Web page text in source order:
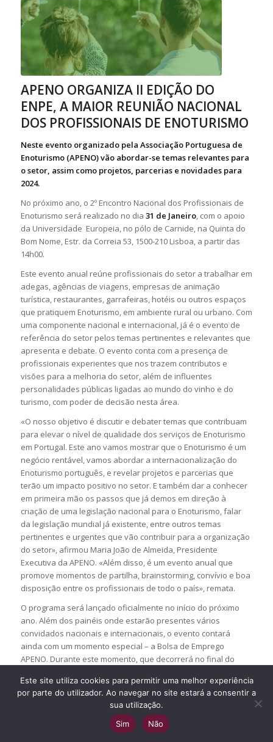
APENO ORGANIZA II EDIÇÃO DO
ENPE, A MAIOR REUNIÃO NACIONAL
DOS PROFISSIONAIS DE ENOTURISMO
Neste evento organizado pela Associação Portuguesa de
Enoturismo (APENO) vão abordar-se temas relevantes para
o setor, assim como projetos, parcerias e novidades para
2024.
No próximo ano, o 2º Encontro Nacional dos Profissionais de
Enoturismo será realizado no dia 31 de Janeiro, com o apoio
da Universidade Europeia, no pólo de Carnide, na Quinta do
Bom Nome, Estr. da Correia 53, 1500-210 Lisboa, a partir das
14h00.
Este evento anual reúne profissionais do setor a trabalhar em
adegas, agências de viagens, empresas de animação
turística, restaurantes, garrafeiras, hotéis ou outros espaços
que pratiquem Enoturismo, em ambiente rural ou urbano. Com
uma componente nacional e internacional, já é o evento de
referência do setor pelos temas pertinentes e relevantes que
apresenta e debate. O evento conta com a presença de
profissionais experientes que nos trazem contributos e
visões para a melhoria do setor, além de influentes
personalidades públicas ligadas ao mundo do vinho e do
turismo, com poder de decisão nesta área.
«O nosso objetivo é discutir e debater temas que contribuam
para elevar o nível de qualidade dos serviços de Enoturismo
em Portugal. Este ano vamos mostrar que o Enoturismo é um
negócio rentável, vamos abordar a internacionalização do
Enoturismo português, e revelar projetos e parcerias que
terão um impacto positivo no setor. E também dar a conhecer
em primeira mão os passos que já demos em direção à
criação de uma legislação nacional para o Enoturismo, falar
da legislação mundial já existente, entre outros temas
pertinentes e urgentes que vão contribuir para a organização
do setor», afirmou Maria João de Almeida, Presidente
Executiva da APENO. «Além disso, é um evento anual que
promove momentos de partilha, brainstorming, convívio e boa
disposição entre os profissionais de todo o país», remata.
O programa será lançado oficialmente no início do próximo
ano. Além dos painéis onde estarão presentes vários
convidados nacionais e internacionais, o evento contará
ainda com um momento especial – a Bolsa de Emprego
APENO. Durante este momento, que decorrerá no final do
inscrever para trabalhar em Enoturismo e também de
conhecer alguns dos associados da APENO.
https://enoturismodeportugal.pt/2024-2/
Este site utiliza cookies para permitir uma melhor experiência
por parte do utilizador. Ao navegar no site estará a consentir a
sua utilização.
Sim
Não